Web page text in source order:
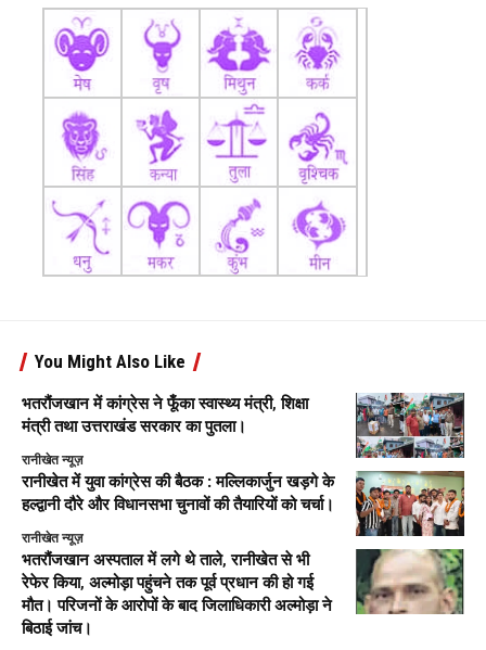
You Might Also Like
भतरौंजखान में कांग्रेस ने फूँका स्वास्थ्य मंत्री, शिक्षा
मंत्री तथा उत्तराखंड सरकार का पुतला।
रानीखेत न्यूज़
रानीखेत में युवा कांग्रेस की बैठक : मल्लिकार्जुन खड़गे के
हल्द्वानी दौरे और विधानसभा चुनावों की तैयारियों को चर्चा।
रानीखेत न्यूज़
भतरौंजखान अस्पताल में लगे थे ताले, रानीखेत से भी
रेफेर किया, अल्मोड़ा पहुंचने तक पूर्व प्रधान की हो गई
मौत। परिजनों के आरोपों के बाद जिलाधिकारी अल्मोड़ा ने
बिठाई जांच।